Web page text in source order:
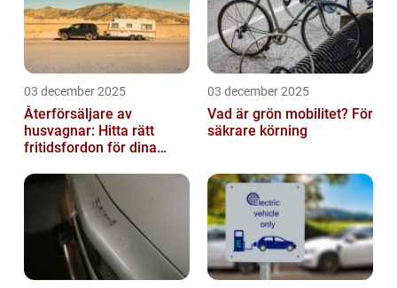
03 december 2025
Återförsäljare av
husvagnar: Hitta rätt
fritidsfordon för dina
03 december 2025
Vad är grön mobilitet? För
säkrare körning